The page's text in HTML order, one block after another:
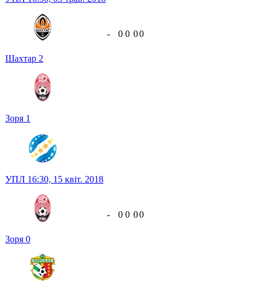
Шахтар 2
Зоря 1
- 0 0 00
УПЛ 16:30, 15 квіт. 2018
Зоря 0
- 0 0 00